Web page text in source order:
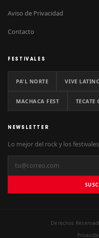
Aviso de Privacidad
Contacto
FESTIVALES
PA'L NORTE VIVE
MACHACA FEST TECATE
NEWSLETTER
Lo mejor del rock y los
Derechos